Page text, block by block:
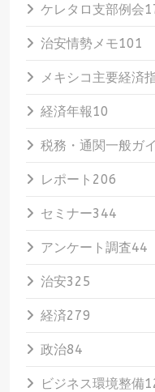
ケレタロ支部例会
治安情勢メモ101
メキシコ主要経済
経済年報10
税務・通関一般ガ
レポート 206
セミナー344
アンケート調査44
治安325
経済279
政治84
ビジネス環境整備